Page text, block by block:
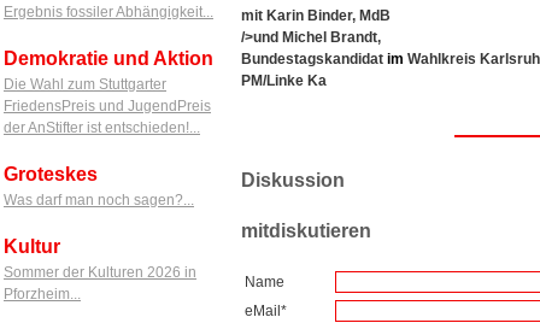
Ergebnis fossiler Abhängigkeit...
Demokratie und Aktion
Die Wahl zum Stuttgarter
FriedensPreis und JugendPreis
der AnStifter ist entschieden!...
Groteskes
Was darf man noch sagen?...
Kultur
Sommer der Kulturen 2026 in
Pforzheim...
mit Karin Binder, MdB
/>und Michel Brandt,
Bundestagskandidat im Wahlkreis
PM/Linke Ka
Diskussion
mitdiskutieren
Name
eMail*